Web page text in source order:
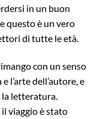
in un buon
questo è un vero
di tutte le età.
con un senso
l’arte dell’autore, e
la letteratura.
viaggio è stato